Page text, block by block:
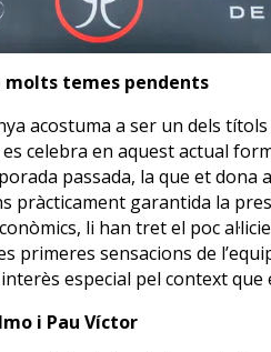
molts temes pendents
acostuma a ser un dels
celebra en aquest actual
passada, la que et dona
pràcticament garantida la
li han tret el poc
primeres sensacions de
especial pel context
i Pau Víctor